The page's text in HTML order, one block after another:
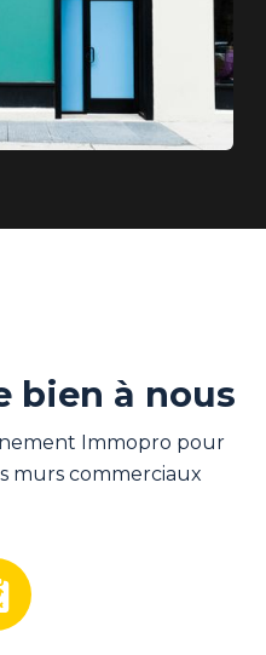
bien à nous
Immopro pour
murs commerciaux